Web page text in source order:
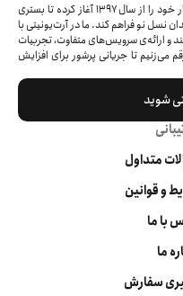
آرت‌یونیتی بازار آنلاین فروش آثار هنری است که کار خود را از سال ۱۳۹۷ آغاز کرده‌ تا بستری
نسل نو فراهم کند. ما در آرت‌یونیتی با
و ارائه‌ی سرویس‌های متفاوت، تجربیات
می‌زنیم تا جریانی پرشور برای افزایش
شوید
متداول
و قوانین
با ما
ما
سفارش